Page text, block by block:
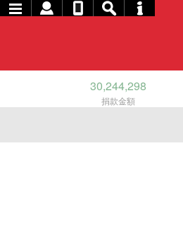
30,244,298
捐款金額